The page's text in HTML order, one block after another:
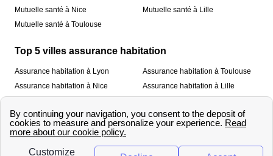
Mutuelle santé à Nice
Mutuelle santé à Toulouse
Mutuelle santé à Lille
Top 5 villes assurance habitation
Assurance habitation à Lyon
Assurance habitation à Nice
Assurance habitation à Toulouse
Assurance habitation à Lille
À propos
Qui sommes-nous ? Mentions légales